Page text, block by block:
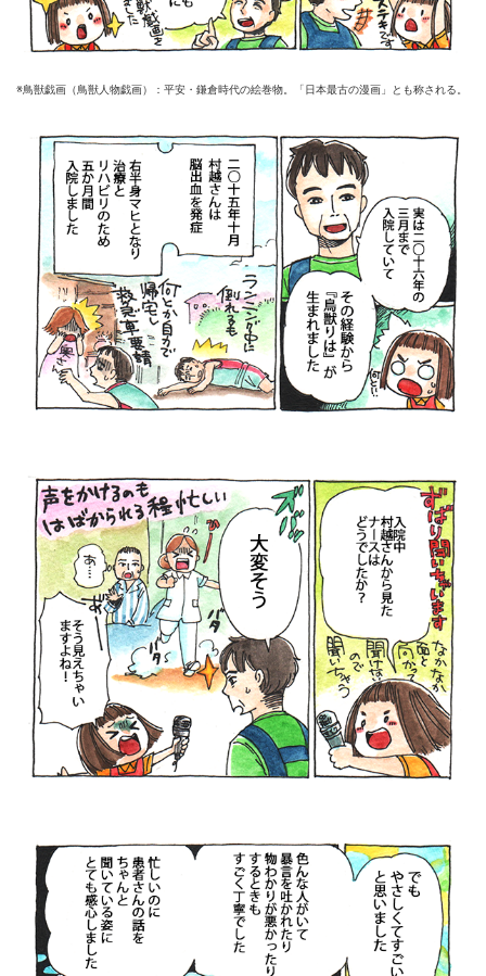
※鳥獣戯画（鳥獣人物戯画）：平安・鎌倉時代の絵巻物。「日本最古の漫画」とも称される。